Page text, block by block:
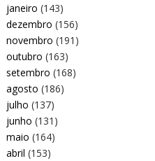
janeiro (143)
dezembro (156)
novembro (191)
outubro (163)
setembro (168)
agosto (186)
julho (137)
junho (131)
maio (164)
abril (153)